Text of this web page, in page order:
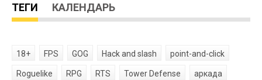
ТЕГИ КАЛЕНДАРЬ
18+ FPS GOG Hack and slash point-and-click
Roguelike RPG RTS Tower Defense аркада